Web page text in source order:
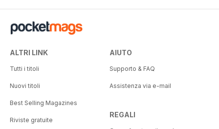
ALTRI LINK
Tutti i titoli
Nuovi titoli
Best Selling Magazines
Riviste gratuite
AIUTO
Supporto & FAQ
Assistenza via e-mail
REGALI